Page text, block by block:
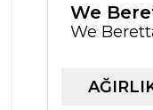
We
We